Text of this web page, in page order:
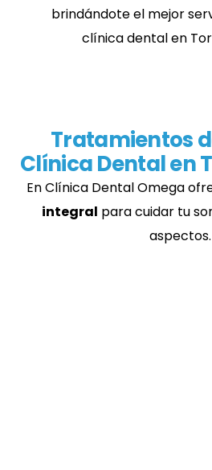
brindándote el mejor
clínica dental en
Tratamientos
Clínica Dental en
En Clínica Dental Omega
integral para cuidar tu
aspectos.